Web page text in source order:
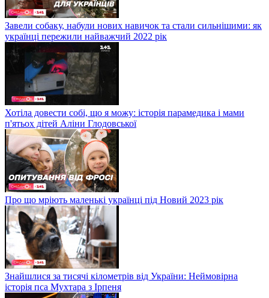
Завели собаку, набули нових навичок та стали сильнішими: як
українці пережили найважчий 2022 рік
Хотіла довести собі, що я можу: історія парамедика і мами
п'ятьох дітей Аліни Глодовської
Про що мріють маленькі українці під Новий 2023 рік
Знайшлися за тисячі кілометрів від України: Неймовірна
історія пса Мухтара з Ірпеня